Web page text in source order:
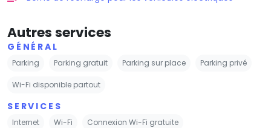
Autres services
GÉNÉRAL
Parking Parking gratuit Parking sur place Parking privé
Wi-Fi disponible partout
SERVICES
Internet Wi-Fi Connexion Wi-Fi gratuite